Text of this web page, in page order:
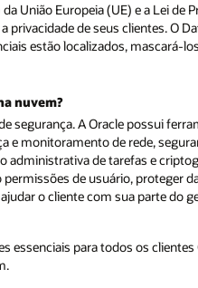
União Europeia (UE) e a Lei de
de seus clientes. O
estão localizados, mascará-
nuvem?
segurança. A Oracle possui
e monitoramento de rede,
administrativa de tarefas e
de usuário, proteger
o cliente com sua parte do
essenciais para todos os clientes